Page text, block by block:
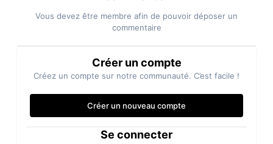
Vous devez être membre afin de pouvoir déposer un
commentaire
Créer un compte
Créez un compte sur notre communauté. C’est facile !
Créer un nouveau compte
Se connecter